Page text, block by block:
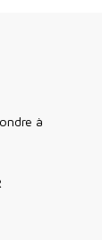
à